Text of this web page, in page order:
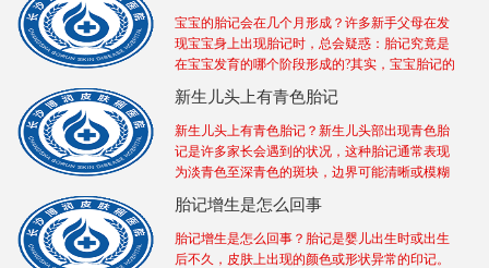
宝宝的胎记会在几个月形成？许多新手父母在发
现宝宝身上出现胎记时，总会疑惑：胎记究竟是
在宝宝发育的哪个阶段形成的?其实，宝宝胎记的
新生儿头上有青色胎记
新生儿头上有青色胎记？新生儿头部出现青色胎
记是许多家长会遇到的状况，这种胎记通常表现
为淡青色至深青色的斑块，边界可能清晰或模糊
胎记增生是怎么回事
胎记增生是怎么回事？胎记是婴儿出生时或出生
后不久，皮肤上出现的颜色或形状异常的印记。